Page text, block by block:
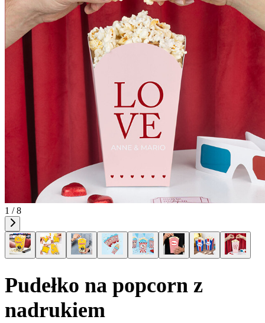
1 / 8
Pudełko na popcorn z
nadrukiem